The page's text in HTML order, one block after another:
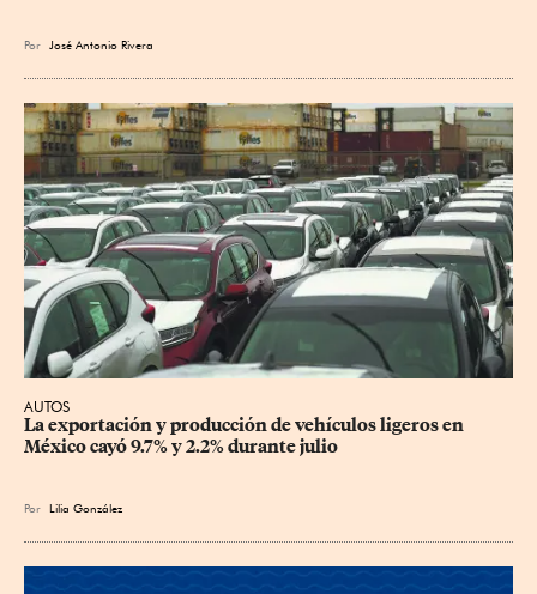
Por José Antonio Rivera
AUTOS
La exportación y producción de vehículos ligeros en
México cayó 9.7% y 2.2% durante julio
Por Lilia González